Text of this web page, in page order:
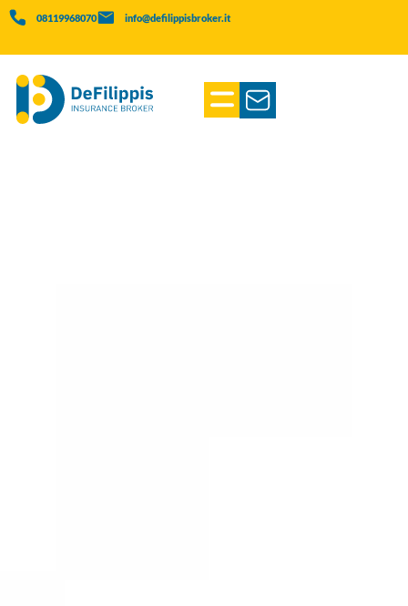
08119968070 info@defilippisbroker.it